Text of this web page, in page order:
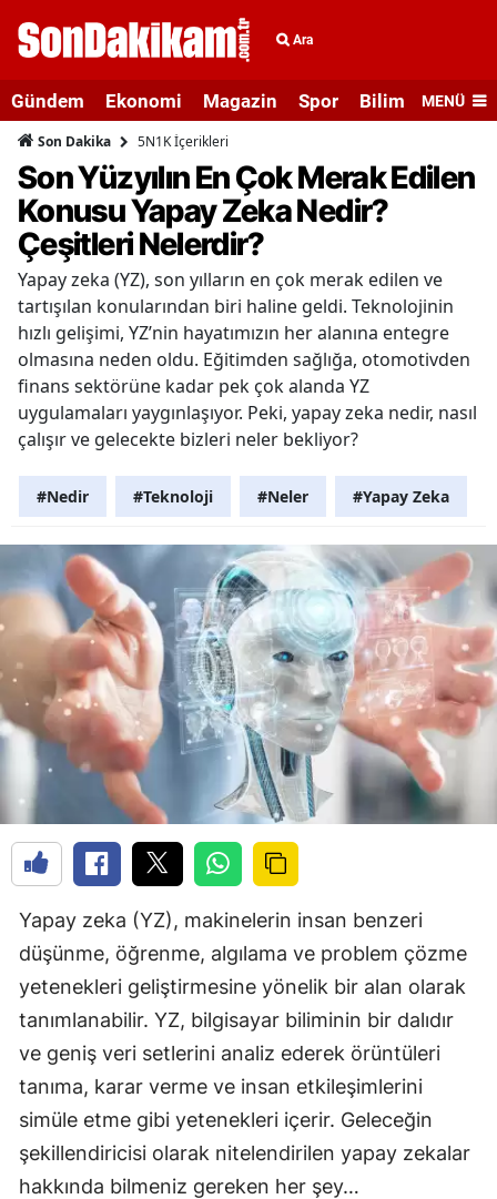
Ara
Gündem Ekonomi Magazin Spor Bilim veMENÜ
Son Dakika 5N1K İçerikleri
Son Yüzyılın En Çok Merak Edilen
Konusu Yapay Zeka Nedir?
Çeşitleri Nelerdir?
Yapay zeka (YZ), son yılların en çok merak edilen ve
tartışılan konularından biri haline geldi. Teknolojinin
hızlı gelişimi, YZ’nin hayatımızın her alanına entegre
olmasına neden oldu. Eğitimden sağlığa, otomotivden
finans sektörüne kadar pek çok alanda YZ
uygulamaları yaygınlaşıyor. Peki, yapay zeka nedir, nasıl
çalışır ve gelecekte bizleri neler bekliyor?
#Nedir #Teknoloji #Neler #Yapay Zeka
Yapay zeka (YZ), makinelerin insan benzeri
düşünme, öğrenme, algılama ve problem çözme
yetenekleri geliştirmesine yönelik bir alan olarak
tanımlanabilir. YZ, bilgisayar biliminin bir dalıdır
ve geniş veri setlerini analiz ederek örüntüleri
tanıma, karar verme ve insan etkileşimlerini
simüle etme gibi yetenekleri içerir. Geleceğin
şekillendiricisi olarak nitelendirilen yapay zekalar
hakkında bilmeniz gereken her şey…